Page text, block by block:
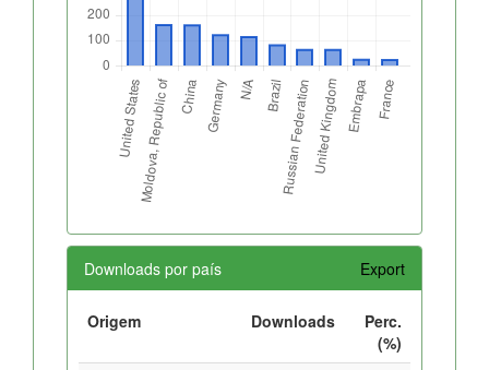
Downloads por país Export
Origem Downloads
Perc.
(%)